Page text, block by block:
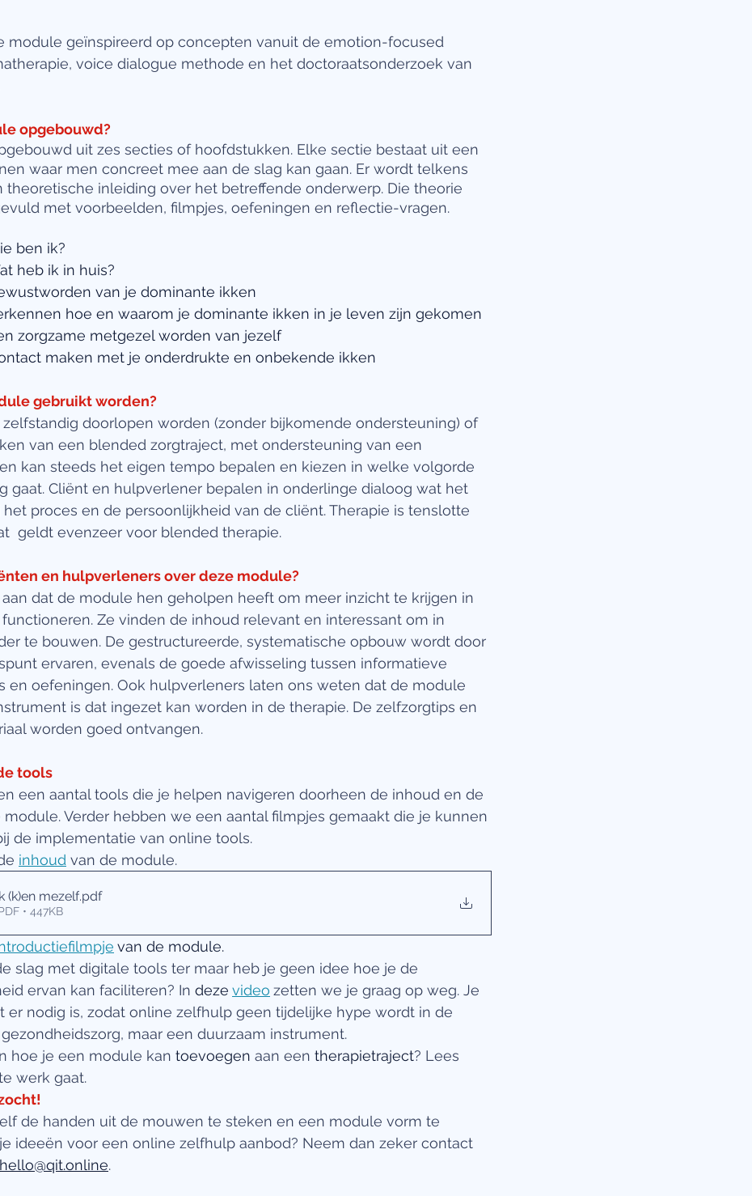
module geïnspireerd op concepten vanuit de emotion-focused
voice dialogue methode en het doctoraatsonderzoek van
opgebouwd?
uit zes secties of hoofdstukken. Elke sectie bestaat uit een
waar men concreet mee aan de slag kan gaan. Er wordt telkens
theoretische inleiding over het betreffende onderwerp. Die theorie
met voorbeelden, filmpjes, oefeningen en reflectie-vragen.
ben ik?
heb ik in huis?
van je dominante ikken
hoe en waarom je dominante ikken in je leven zijn gekomen
zorgzame metgezel worden van jezelf
maken met je onderdrukte en onbekende ikken
gebruikt worden?
doorlopen worden (zonder bijkomende ondersteuning) of
van een blended zorgtraject, met ondersteuning van een
kan steeds het eigen tempo bepalen en kiezen in welke volgorde
gaat. Cliënt en hulpverlener bepalen in onderlinge dialoog wat het
het proces en de persoonlijkheid van de cliënt. Therapie is tenslotte
geldt evenzeer voor blended therapie.
en hulpverleners over deze module?
dat de module hen geholpen heeft om meer inzicht te krijgen in
Ze vinden de inhoud relevant en interessant om in
te bouwen. De gestructureerde, systematische opbouw wordt door
ervaren, evenals de goede afwisseling tussen informatieve
en oefeningen. Ook hulpverleners laten ons weten dat de module
is dat ingezet kan worden in de therapie. De zelfzorgtips en
worden goed ontvangen.
tools
een aantal tools die je helpen navigeren doorheen de inhoud en de
Verder hebben we een aantal filmpjes gemaakt die je kunnen
de implementatie van online tools.
inhoud van de module.
(k)en mezelf.pdf
• 447KB
van de module.
slag met digitale tools ter maar heb je geen idee hoe je de
ervan kan faciliteren? In deze video zetten we je graag op weg. Je
er nodig is, zodat online zelfhulp geen tijdelijke hype wordt in de
maar een duurzaam instrument.
hoe je een module kan toevoegen aan een therapietraject? Lees
werk gaat.
de handen uit de mouwen te steken en een module vorm te
ideeën voor een online zelfhulp aanbod? Neem dan zeker contact
hello@qit.online.